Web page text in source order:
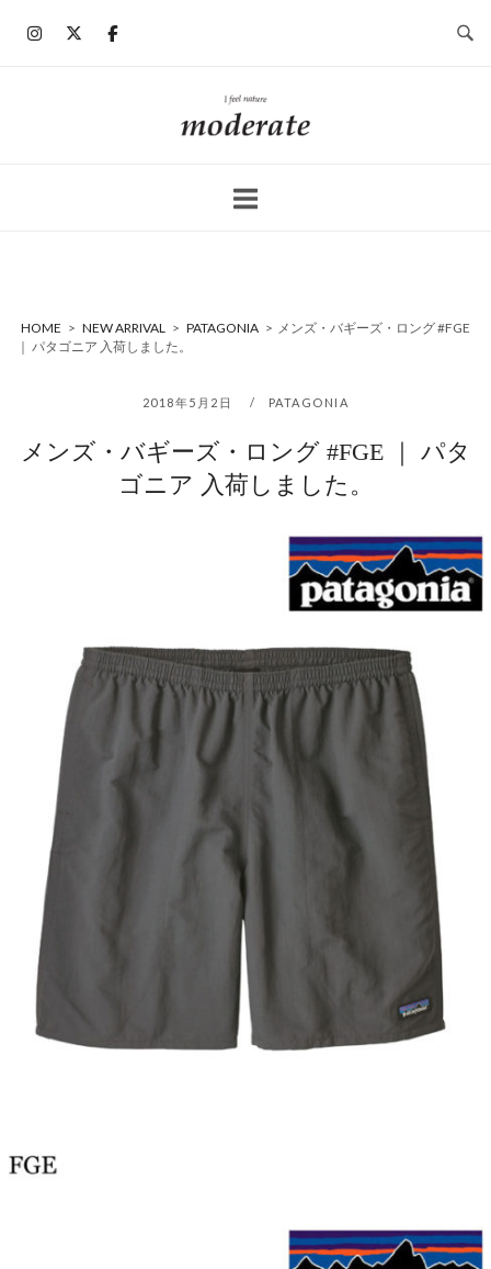
ホ
ー
HOME > NEW ARRIVAL > PATAGONIA > メンズ・バギーズ・ロング #FGE
｜ パタゴニア 入荷しました。
2018年5月2日 PATAGONIA
メンズ・バギーズ・ロング #FGE ｜ パタ
ゴニア 入荷しました。